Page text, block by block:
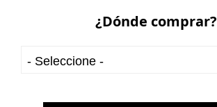
¿Dónde comprar?